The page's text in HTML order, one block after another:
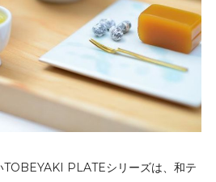
TOBEYAKI PLATEシリーズは、和テ